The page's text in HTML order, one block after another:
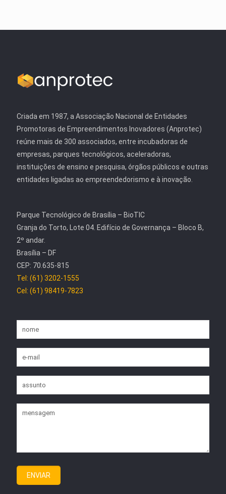
Criada em 1987, a Associação Nacional de Entidades
Promotoras de Empreendimentos Inovadores (Anprotec)
reúne mais de 300 associados, entre incubadoras de
empresas, parques tecnológicos, aceleradoras,
instituições de ensino e pesquisa, órgãos públicos e outras
entidades ligadas ao empreendedorismo e à inovação.
Parque Tecnológico de Brasília – BioTIC
Granja do Torto, Lote 04. Edifício de Governança – Bloco B,
2º andar.
Brasília – DF
CEP: 70.635-815
Tel: (61) 3202-1555
Cel: (61) 98419-7823